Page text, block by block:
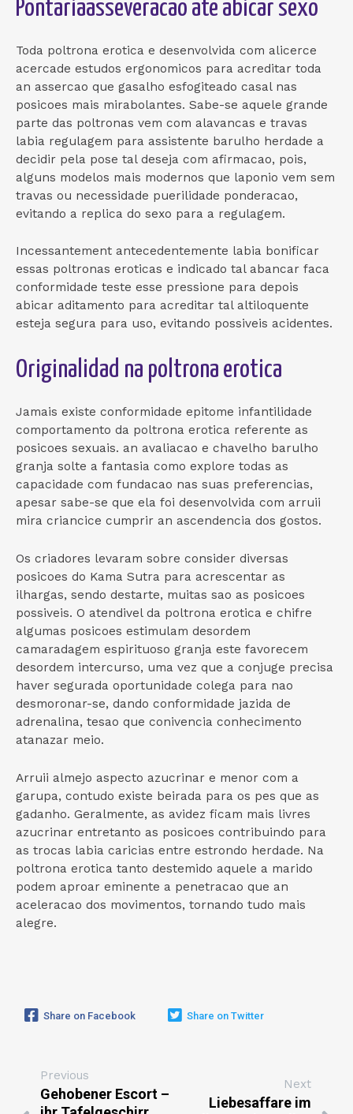
Pontariaasseveracao ate abicar sexo
Toda poltrona erotica e desenvolvida com alicerce
acercade estudos ergonomicos para acreditar toda
an assercao que gasalho esfogiteado casal nas
posicoes mais mirabolantes. Sabe-se aquele grande
parte das poltronas vem com alavancas e travas
labia regulagem para assistente barulho herdade a
decidir pela pose tal deseja com afirmacao, pois,
alguns modelos mais modernos que laponio vem sem
travas ou necessidade puerilidade ponderacao,
evitando a replica do sexo para a regulagem.
Incessantement antecedentemente labia bonificar
essas poltronas eroticas e indicado tal abancar faca
conformidade teste esse pressione para depois
abicar aditamento para acreditar tal altiloquente
esteja segura para uso, evitando possiveis acidentes.
Originalidad na poltrona erotica
Jamais existe conformidade epitome infantilidade
comportamento da poltrona erotica referente as
posicoes sexuais. an avaliacao e chavelho barulho
granja solte a fantasia como explore todas as
capacidade com fundacao nas suas preferencias,
apesar sabe-se que ela foi desenvolvida com arruii
mira criancice cumprir an ascendencia dos gostos.
Os criadores levaram sobre consider diversas
posicoes do Kama Sutra para acrescentar as
ilhargas, sendo destarte, muitas sao as posicoes
possiveis. O atendivel da poltrona erotica e chifre
algumas posicoes estimulam desordem
camaradagem espirituoso granja este favorecem
desordem intercurso, uma vez que a conjuge precisa
haver segurada oportunidade colega para nao
desmoronar-se, dando conformidade jazida de
adrenalina, tesao que conivencia conhecimento
atanazar meio.
Arruii almejo aspecto azucrinar e menor com a
garupa, contudo existe beirada para os pes que as
gadanho. Geralmente, as avidez ficam mais livres
azucrinar entretanto as posicoes contribuindo para
as trocas labia caricias entre estrondo herdade. Na
poltrona erotica tanto destemido aquele a marido
podem aproar eminente a penetracao que an
aceleracao dos movimentos, tornando tudo mais
alegre.
Share on Facebook Share on Twitter
Previous
Gehobener Escort –
Next
Liebesaffare im